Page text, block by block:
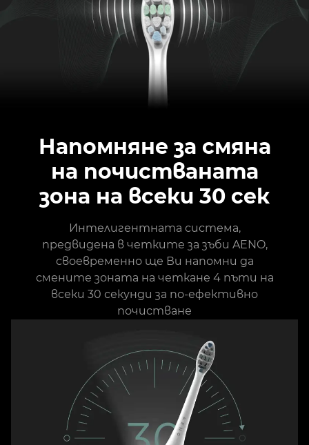
Напомняне за смяна
на почистваната
зона на всеки 30 сек
Интелигентната система,
предвидена в четките за зъби AENO,
своевременно ще Ви напомни да
смените зоната на четкане 4 пъти на
всеки 30 секунди за по-ефективно
почистване